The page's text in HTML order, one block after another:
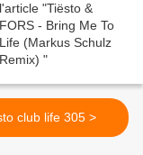
Tiësto club life 305 >